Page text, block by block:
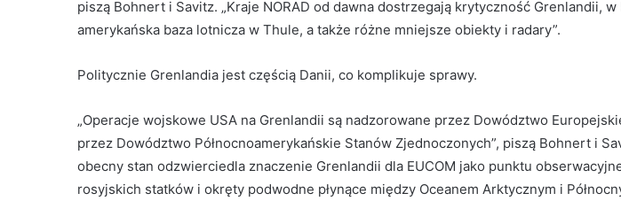
piszą Bohnert i Savitz. „Kraje NORAD od dawna dostrzegają krytyczność Grenlandii,
amerykańska baza lotnicza w Thule, a także różne mniejsze obiekty i radary”.
Politycznie Grenlandia jest częścią Danii, co komplikuje sprawy.
„Operacje wojskowe USA na Grenlandii są nadzorowane przez Dowództwo
przez Dowództwo Północnoamerykańskie Stanów Zjednoczonych”, piszą Bohnert i
obecny stan odzwierciedla znaczenie Grenlandii dla EUCOM jako punktu
rosyjskich statków i okręty podwodne płynące między Oceanem Arktycznym i